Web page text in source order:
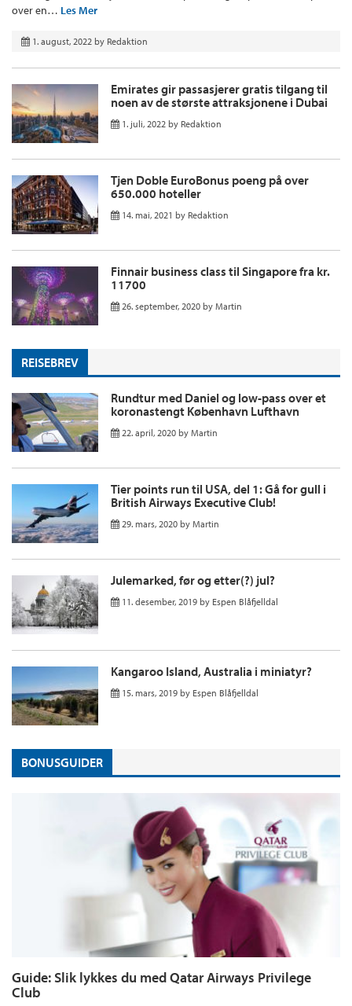
over en… Les Mer
1. august, 2022 by Redaktion
Emirates gir passasjerer gratis tilgang til
noen av de største attraksjonene i Dubai
1. juli, 2022 by Redaktion
Tjen Doble EuroBonus poeng på over
650.000 hoteller
14. mai, 2021 by Redaktion
Finnair business class til Singapore fra kr.
11700
26. september, 2020 by Martin
REISEBREV
Rundtur med Daniel og low-pass over et
koronastengt København Lufthavn
22. april, 2020 by Martin
Tier points run til USA, del 1: Gå for gull i
British Airways Executive Club!
29. mars, 2020 by Martin
Julemarked, før og etter(?) jul?
11. desember, 2019 by Espen Blåfjelldal
Kangaroo Island, Australia i miniatyr?
15. mars, 2019 by Espen Blåfjelldal
BONUSGUIDER
Guide: Slik lykkes du med Qatar Airways Privilege
Club